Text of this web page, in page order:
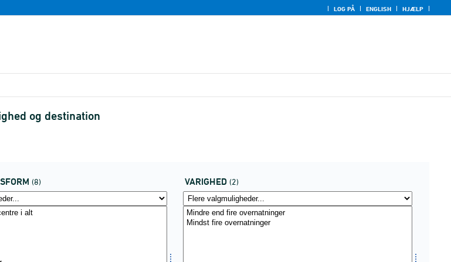
LOG PÅ ENGLISH HJÆLP
og destination
(8) VARIGHED (2)